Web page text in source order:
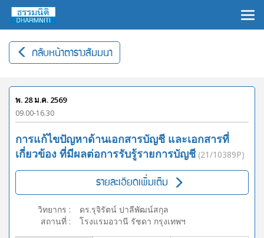
กลับหน้าตารางสัมมนา
พ. 28 ม.ค. 2569
09.00-16.30
การแก้ไขปัญหาด้านเอกสารบัญชี และเอกสารที่
เกี่ยวข้อง ที่มีผลต่อการรับรู้รายการบัญชี (21/10389P)
รายละเอียดเพิ่มเติม
วิทยากร :
ดร.รุจิรัตน์ ปาลีพัฒน์สกุล
สถานที่ : โรงแรมอวานี รัชดา กรุงเทพฯ
×